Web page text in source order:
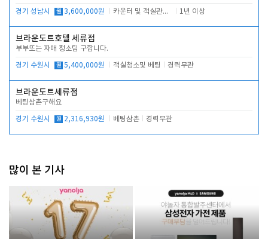
경기 성남시 월 3,600,000원 카운터 및 객실관리 전반 1년 이상
브라운도트호텔 세류점
부부또는 자매 청소팀 구합니다.
경기 수원시 월 5,400,000원 객실청소및 베팅 경력무관
브라운도트세류점
베팅삼촌구해요
경기 수원시 월 2,316,930원 베팅삼촌 경력무관
많이 본 기사